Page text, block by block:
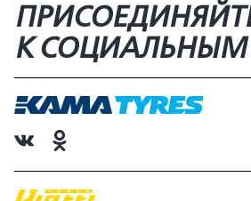
К СОЦИАЛЬНЫМ